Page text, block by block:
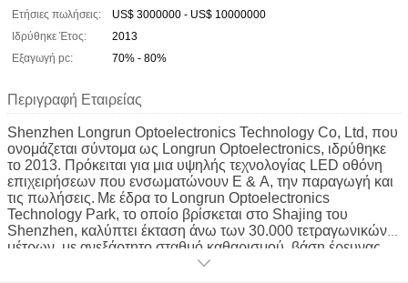
Ετήσιες πωλήσεις:
US$ 3000000 - US$ 10000000
Ιδρύθηκε Έτος:
2013
Εξαγωγή pc:
70% - 80%
Περιγραφή Εταιρείας
Shenzhen Longrun Optoelectronics Technology Co, Ltd, που
ονομάζεται σύντομα ως Longrun Optoelectronics, ιδρύθηκε
το 2013. Πρόκειται για μια υψηλής τεχνολογίας LED οθόνη
επιχειρήσεων που ενσωματώνουν Ε & Α, την παραγωγή και
τις πωλήσεις. Με έδρα το Longrun Optoelectronics
Technology Park, το οποίο βρίσκεται στο Shajing του
Shenzhen, καλύπτει έκταση άνω των 30.000 τετραγωνικών
μέτρων, με ανεξάρτητο σταθμό καθαρισμού, βάση έρευνας
και ανάπτυξης και τον πιο εξελιγμένο εξοπλισμό παραγωγής